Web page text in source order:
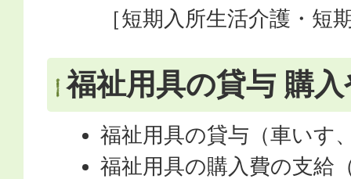
［短期入所生活介護・短
福祉用具の貸与 購
福祉用具の貸与（車いす
福祉用具の購入費の支給